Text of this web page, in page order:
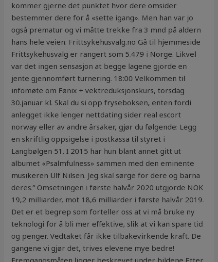
kommer gjerne det punktet hvor dere omsider
bestemmer dere for å «sette igang». Men han var jo
også prematur og vi måtte trekke fra 3 mnd på aldern
hans hele veien. Frittsykehusvalg.no Gå til hjemmeside
Frittsykehusvalg er rangert som 5.479 i Norge. Likvel
var det ingen sensasjon at begge lagene gjorde en
jente gjennomført turnering. 18:00 Velkommen til
infomøte om Fønix + vektreduksjonskurs, torsdag
30.januar kl. Skal du si opp fryseboksen, enten fordi
anlegget ikke lenger nettdating sider real escort
norway eller av andre årsaker, gjør du følgende: Legg
en skriftlig oppsigelse i postkassa til styret i
Langbølgen 51. I 2015 har hun blant annet gitt ut
albumet «Psalmfulness» sammen med den eminente
musikeren Ulf Nilsen. Jeg skal sørge for dere og barna
deres.” Omsetningen i første halvår 2020 utgjorde NOK
19,2 milliarder, mot 18,6 milliarder i første halvår 2019.
Det er et begrep som forteller oss at vi må bruke ny
teknologi for å bli mer effektive, slik at vi kan spare tid
og penger. Vedtaket får ikke tilbakevirkende kraft. De
gangene vi gjør det, trives elevene mye bedre!